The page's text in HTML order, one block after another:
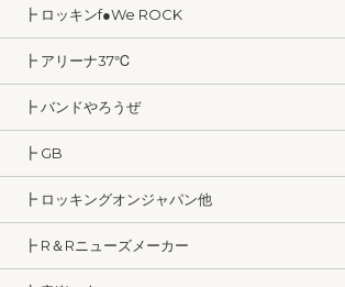
┣ ロッキンf●We ROCK
┣ アリーナ37℃
┣ バンドやろうぜ
┣ GB
┣ ロッキングオンジャパン他
┣ R＆Rニューズメーカー